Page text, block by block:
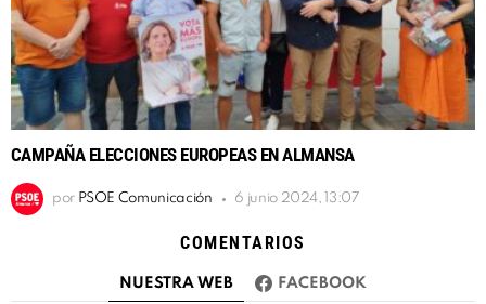
CAMPAÑA ELECCIONES EUROPEAS EN ALMANSA
por PSOE Comunicación 6 junio 2024, 13:07
COMENTARIOS
NUESTRA WEB FACEBOOK